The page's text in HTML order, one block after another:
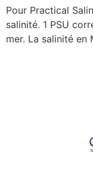
Pour Practical
salinité. 1 PSU
mer. La salinité en